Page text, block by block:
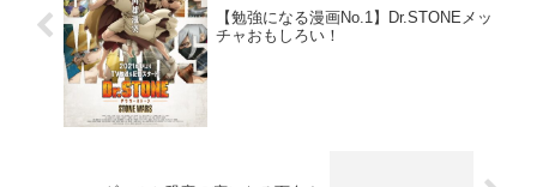
【勉強になる漫画No.1】Dr.STONEメッ
チャおもしろい！